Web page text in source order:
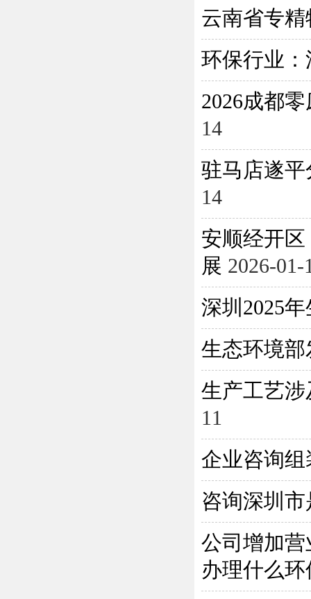
云南省专
环保行业
2026成都
14
驻马店遂平
14
安顺经开
展 2026-01-
深圳2025
生态环境
生产工艺
11
企业咨询
咨询深圳
公司增加
办理什么